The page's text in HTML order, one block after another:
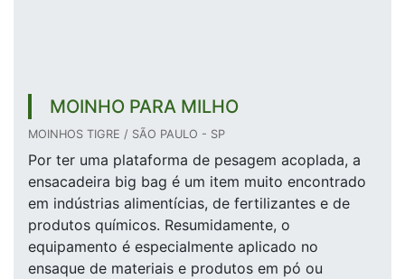
MOINHO PARA MILHO
MOINHOS TIGRE / SÃO PAULO - SP
Por ter uma plataforma de pesagem acoplada, a
ensacadeira big bag é um item muito encontrado
em indústrias alimentícias, de fertilizantes e de
produtos químicos. Resumidamente, o
equipamento é especialmente aplicado no
ensaque de materiais e produtos em pó ou